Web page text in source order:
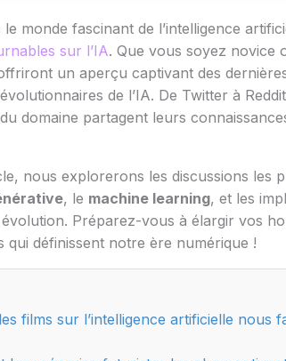
le monde fascinant de l’intelligence
sur l’IA. Que vous soyez novice
un aperçu captivant des
de l’IA. De Twitter à
domaine partagent leurs
nous explorerons les discussions les
, le machine learning, et les
Préparez-vous à élargir vos
qui définissent notre ère numérique !
films sur l’intelligence artificielle nous